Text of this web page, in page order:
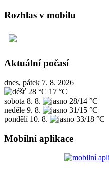
Rozhlas v mobilu
Aktuální počasí
dnes, pátek 7. 8. 2026
28 °C 17 °C
sobota 8. 8.
28/14 °C
neděle 9. 8.
31/15 °C
pondělí 10. 8. 33/18 °C
Mobilní aplikace